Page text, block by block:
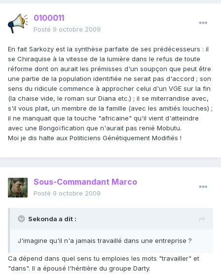
0100011
Posté 9 octobre 2009
En fait Sarkozy est la synthèse parfaite de ses prédécesseurs : il
se Chiraquise à la vitesse de la lumière dans le refus de toute
réforme dont on aurait les prémisses d'un soupçon que peut être
une partie de la population identifiée ne serait pas d'accord ; son
sens du ridicule commence à approcher celui d'un VGE sur la fin
(la chaise vide, le roman sur Diana etc.) ; il se miterrandise avec,
s'il vous plait, un membre de la famille (avec les amitiés louches) ;
il ne manquait que la touche "africaine" qu'il vient d'atteindre
avec une Bongoïfication que n'aurait pas renié Mobutu.
Moi je dis halte aux Politiciens Génétiquement Modifiés !
Sous-Commandant Marco
Posté 9 octobre 2009
Sekonda a dit :
J'imagine qu'il n'a jamais travaillé dans une entreprise ?
Ca dépend dans quel sens tu emploies les mots "travailler" et
"dans". Il a épousé l'héritière du groupe Darty.